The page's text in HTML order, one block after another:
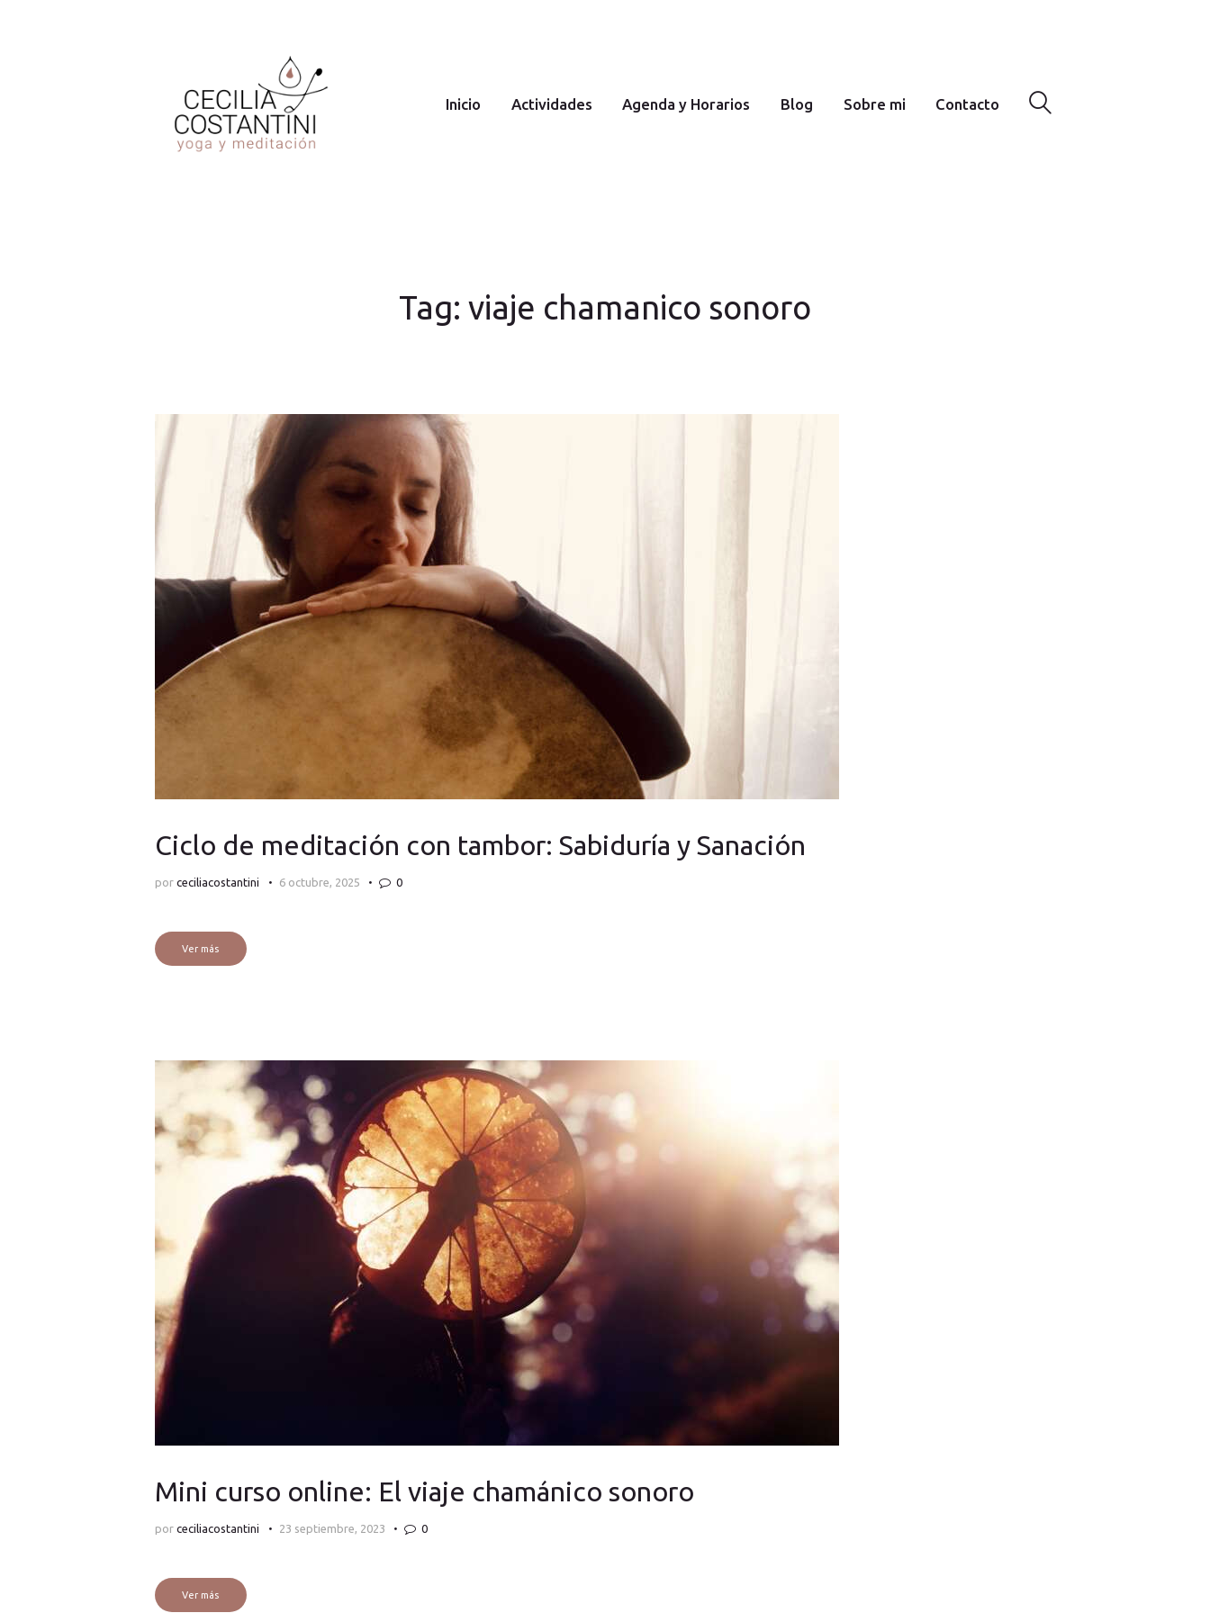
Inicio Actividades Agenda y Horarios Blog Sobre mi Contacto
Tag: viaje chamanico sonoro
Actividad
Blog
Ciclo de meditación con tambor: Sabiduría y Sanación
por ceciliacostantini 6 octubre, 2025 0
Ver más
Mini curso online: El viaje chamánico sonoro
por ceciliacostantini 23 septiembre, 2023 0
Ver más